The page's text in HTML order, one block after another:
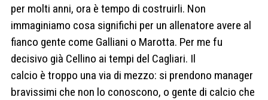
per molti anni, ora è tempo di costruirli. Non
immaginiamo cosa significhi per un allenatore avere al
fianco gente come Galliani o Marotta. Per me fu
decisivo già Cellino ai tempi del Cagliari. Il
calcio è troppo una via di mezzo: si prendono manager
bravissimi che non lo conoscono, o gente di calcio che